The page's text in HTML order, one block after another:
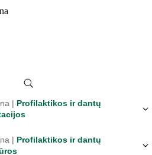
| Profilaktikos ir dantų
| Profilaktikos ir dantų